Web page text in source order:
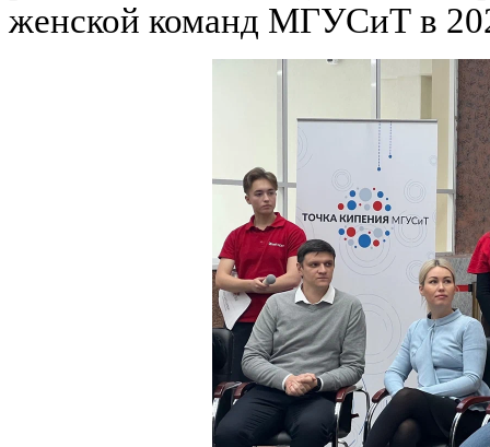
женской команд МГУСиТ в